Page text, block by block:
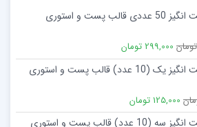
پکیج شگفت انگیز 50 عددی قالب پست و استوری
299,000 تومان
پکیج شگفت انگیز یک (10 عدد) قالب پست و استوری
125,000 تومان
پکیج شگفت انگیز سه (10 عدد) قالب پست و استوری